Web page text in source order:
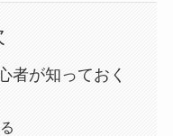
者が知っておく